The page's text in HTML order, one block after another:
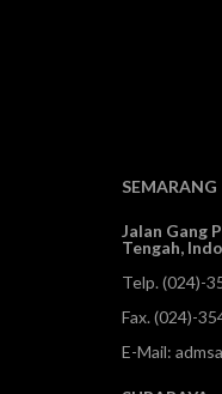
SEMARANG
Jalan Gang
Tengah,
Telp. (024)-
Fax. (024)-
E-Mail: